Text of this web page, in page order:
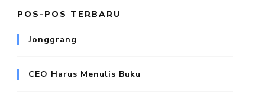
POS-POS TERBARU
Jonggrang
CEO Harus Menulis Buku